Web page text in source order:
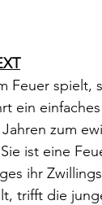
Feuer spielt,
ein
Jahren zum
ist eine
ihr
trifft die